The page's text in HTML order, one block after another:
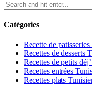
Catégories
Recette de
Recettes de desserts
Recettes de petits
Recettes entrées
Recettes plats